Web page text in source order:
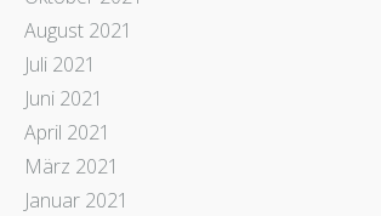
August 2021
Juli 2021
Juni 2021
April 2021
März 2021
Januar 2021